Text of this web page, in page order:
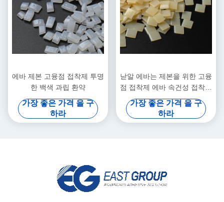
에바 제본 고융점 접착제 투명
한 백색 과립 환약
가장 좋은 가격 을 구
하라
낟알 에바는 제본을 위한 고융
점 접착제 에바 속건성 접착제
접착제에 기초로 했습니다
가장 좋은 가격 을 구
하라